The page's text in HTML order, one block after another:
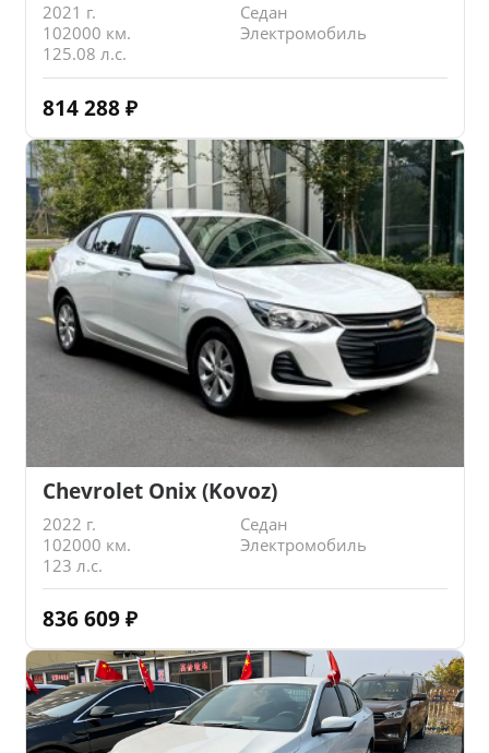
2021 г.
Седан
102000 км.
Электромобиль
125.08 л.с.
814 288 ₽
Chevrolet Onix (Kovoz)
2022 г.
Седан
102000 км.
Электромобиль
123 л.с.
836 609 ₽